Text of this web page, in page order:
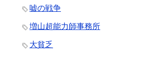
嘘の戦争
増山超能力師事務所
大貧乏